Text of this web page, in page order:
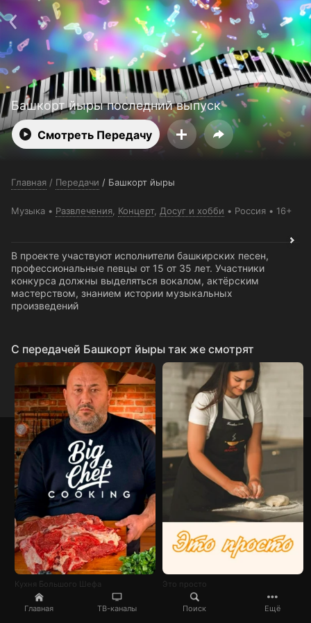
Главная ТВ-каналы Поиск Ещё
Башкорт йыры последний выпуск
Смотреть Передачу
Главная / Передачи / Башкорт йыры
Музыка Развлечения Концерт, Досуг и хобби Россия 16+
В проекте участвуют исполнители башкирских песен,
профессиональные певцы от 15 от 35 лет. Участники
конкурса должны выделяться вокалом, актёрским
мастерством, знанием истории музыкальных
произведений
C передачей Башкорт йыры так же смотрят
Кухня Большого Шефа Это просто
support@24h.tv
О сервисе
Пользовательское соглашение
Политика конфиденциальности
Для партнёров
Открыть приложение
Ввести промокод
Установить на ТВ
Бесплатные каналы Контакты